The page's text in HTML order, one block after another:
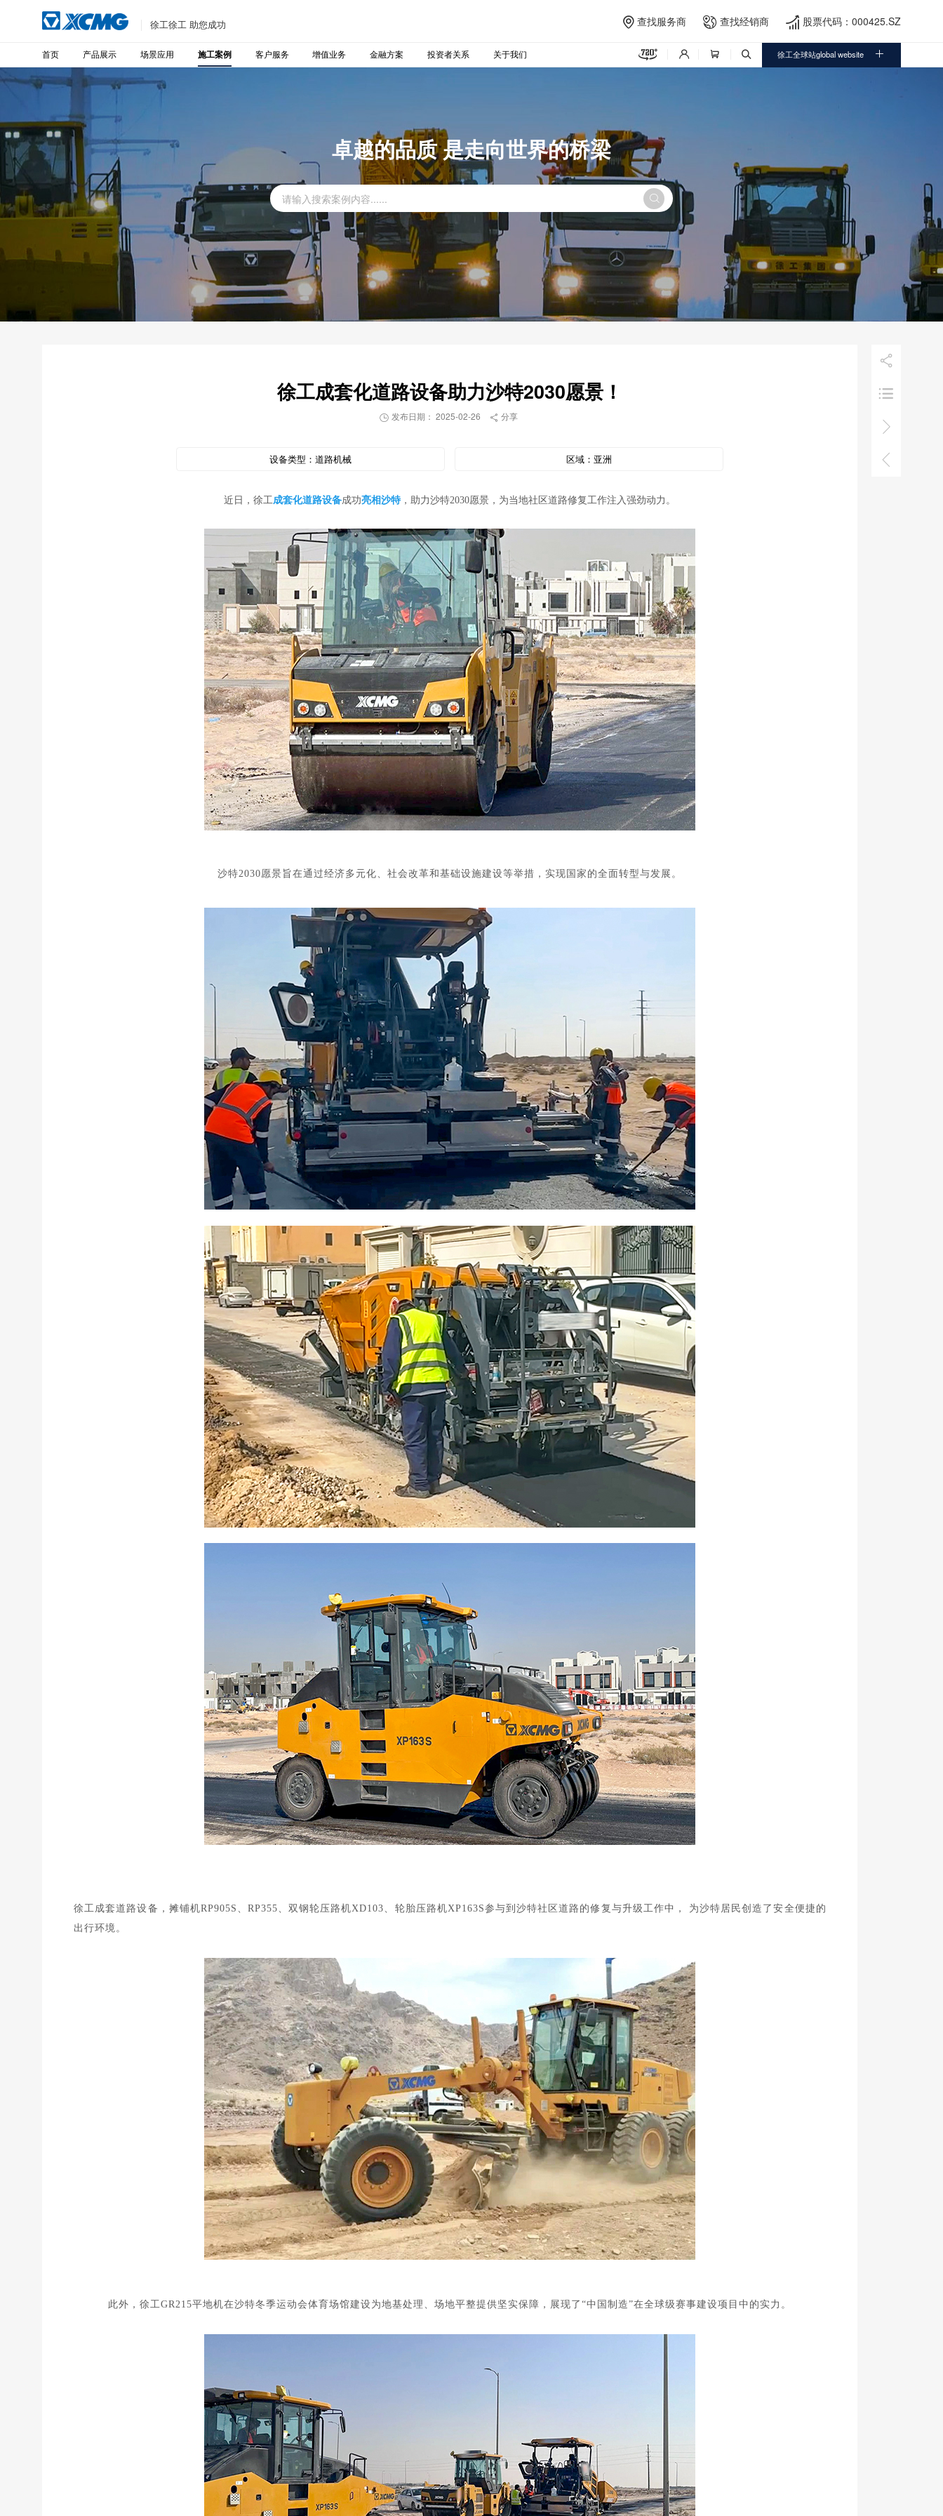
徐工徐工 助您成功  查找服务商  查找经销商  股票代码：000425.SZ
首页 产品展示 场景应用 施工案例 客户服务 增值业务 金融方案 投资者关系 关于我们     徐工全球站global website 
卓越的品质 是走向世界的桥梁





徐工成套化道路设备助力沙特2030愿景！
 发布日期： 2025-02-26  分享
设备类型：道路机械 区域： 亚洲
近日，徐工成套化道路设备成功亮相沙特 ，助力沙特2030愿景，为当地社区道路修复工作注入强劲动力。
沙特2030愿景旨在通过经济多元化、社会改革和基础设施建设等举措，实现国家的全面转型与发展。
徐工成套道路设备，摊铺机RP905S、RP355、双钢轮压路机XD103、 轮胎压路机XP163S参与到沙特社区道路的修复与升级工作中， 为沙特居民创造了安全便捷的
出行环境。
此外，徐工GR215平地机在沙特冬季运动会体育场馆建设为地基处理、场地平整提供坚实保障，展现了“中国制造”在全球级赛事建设项目中的实力。